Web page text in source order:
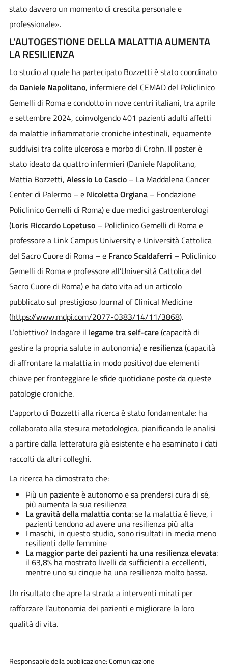
stato davvero un momento di crescita personale e
professionale».
L’AUTOGESTIONE DELLA MALATTIA AUMENTA
LA RESILIENZA
Lo studio al quale ha partecipato Bozzetti è stato coordinato
da Daniele Napolitano, infermiere del CEMAD del Policlinico
Gemelli di Roma e condotto in nove centri italiani, tra aprile
e settembre 2024, coinvolgendo 401 pazienti adulti affetti
da malattie infiammatorie croniche intestinali, equamente
suddivisi tra colite ulcerosa e morbo di Crohn. Il poster è
stato ideato da quattro infermieri (Daniele Napolitano,
Mattia Bozzetti, Alessio Lo Cascio– La Maddalena Cancer
Center di Palermo – e Nicoletta Orgiana– Fondazione
Policlinico Gemelli di Roma) e due medici gastroenterologi
(Loris Riccardo Lopetuso– Policlinico Gemelli di Roma e
professore a Link Campus University e Università Cattolica
del Sacro Cuore di Roma – e Franco Scaldaferri – Policlinico
Gemelli di Roma e professore all’Università Cattolica del
Sacro Cuore di Roma) e ha dato vita ad un articolo
pubblicato sul prestigioso Journal of Clinical Medicine
(https://www.mdpi.com/2077-0383/14/11/3868).
L’obiettivo? Indagare il legame tra self-care(capacità di
gestire la propria salute in autonomia)e resilienza(capacità
di affrontare la malattia in modo positivo) due elementi
chiave per fronteggiare le sfide quotidiane poste da queste
patologie croniche.
L’apporto di Bozzetti alla ricerca è stato fondamentale: ha
collaborato alla stesura metodologica, pianificando le analisi
a partire dalla letteratura già esistente e ha esaminato i dati
raccolti da altri colleghi.
La ricerca ha dimostrato che:
Più un paziente è autonomo e sa prendersi cura di sé,
più aumenta la sua resilienza
La gravità della malattia conta: se la malattia è lieve, i
pazienti tendono ad avere una resilienza più alta
I maschi, in questo studio, sono risultati in media meno
resilienti delle femmine
La maggior parte dei pazienti ha una resilienza elevata:
il 63,8% ha mostrato livelli da sufficienti a eccellenti,
mentre uno su cinque ha una resilienza molto bassa.
Un risultato che apre la strada a interventi mirati per
rafforzare l’autonomia dei pazienti e migliorare la loro
qualità di vita.
Responsabile della pubblicazione: Comunicazione